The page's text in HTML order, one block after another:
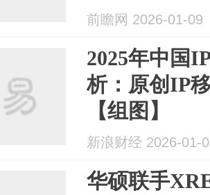
前瞻网 2026-01-09
2025年中国
析：原创IP
【组图】
新浪财经 2026-01-
华硕联手